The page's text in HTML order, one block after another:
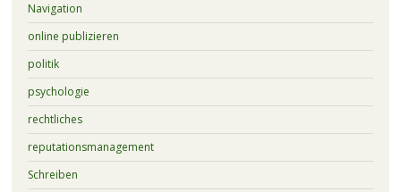
Navigation
online publizieren
politik
psychologie
rechtliches
reputationsmanagement
Schreiben